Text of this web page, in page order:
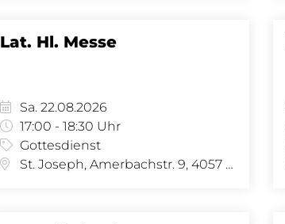
Lat. Hl. Messe
Sa. 22.08.2026
17:00 - 18:30 Uhr
Gottesdienst
St. Joseph, Amerbachstr. 9, 4057 Basel